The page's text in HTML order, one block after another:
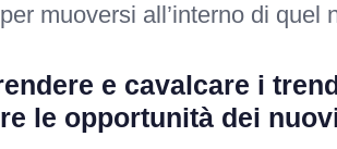
muoversi all’interno di
e cavalcare i
le opportunità dei